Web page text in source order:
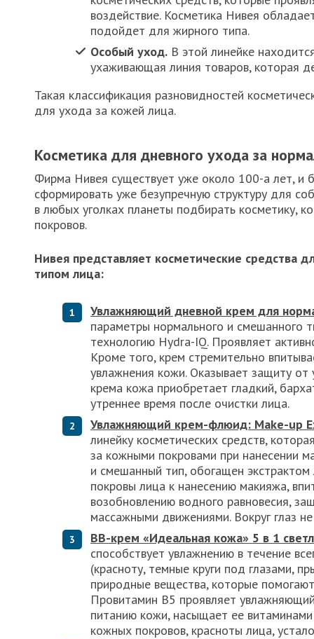
воздействие. Косметика Нивея
подойдет для жирного типа.
Особый уход. В этой линейке
ухаживающая линия товаров, которая
Такая классификация разновидностей
для ухода за кожей лица.
Косметика для дневного ухода за
Фирма Нивея существует уже около 100-а лет, и
сформировать уже безупречную структуру для
в любых уголках планеты подбирать косметику,
покровов.
Нивея представляет косметические средства
типом лица:
Увлажняющий дневной крем для
параметры нормального и смешанного
технологию Hydra-IQ. Проявляет
Кроме того, крем стремительно
увлажнения кожи. Оказывает защиту от
крема кожа приобретает гладкий,
утреннее время после очистки лица.
Увлажняющий крем-флюид: Make-up
линейку косметических средств,
за кожными покровами при нанесении
и смешанный тип, обогащен
покровы лица к нанесению макияжа,
возобновлению водного равновесия,
массажными движениями. Вокруг глаз
ВВ-крем «Идеальная кожа» 5 в 1
способствует увлажнению в течение
(красноту, темные круги под глазами,
природные вещества, которые
Провитамин В5 проявляет
питанию кожи, насыщает ее
кожных покровов, красноты лица,